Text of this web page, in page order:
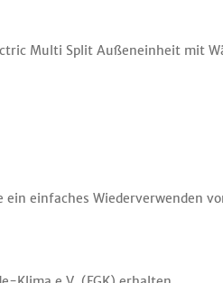
Multi Split Außeneinheit mit
einfaches Wiederverwenden